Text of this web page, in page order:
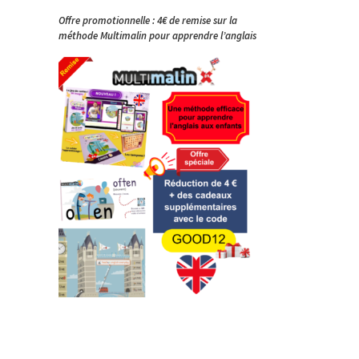
Offre promotionnelle : 4€ de remise sur la
méthode Multimalin pour apprendre l’anglais